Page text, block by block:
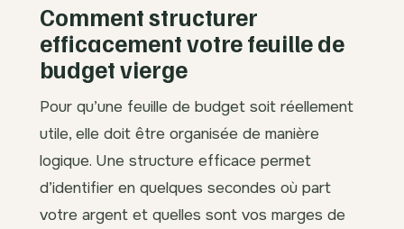
Comment structurer
efficacement votre feuille de
budget vierge
Pour qu’une feuille de budget soit réellement
utile, elle doit être organisée de manière
logique. Une structure efficace permet
d’identifier en quelques secondes où part
votre argent et quelles sont vos marges de